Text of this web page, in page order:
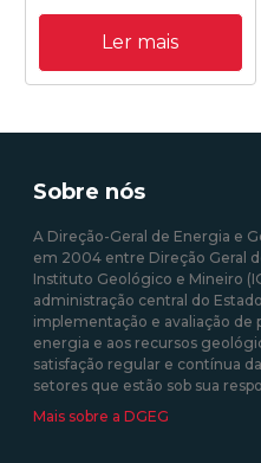
de Águas Minerais Naturais
com composições físico-
químicas e microbiológicas
únicas.
Ler mais
Sobre nós
A Direção-Geral de Energia e
em 2004 entre Direção Geral
Instituto Geológico e Mineiro
administração central do
implementação e avaliação de
energia e aos recursos
satisfação regular e contínua
setores que estão sob sua
Mais sobre a DGEG